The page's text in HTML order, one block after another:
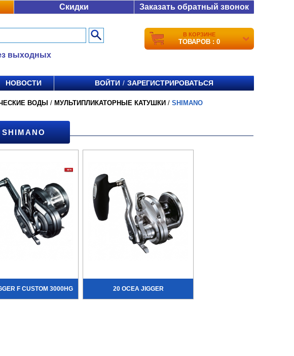
Скидки Заказать обратный звонок
выходных
В КОРЗИНЕ
ТОВАРОВ : 0
НОВОСТИ ВОЙТИ / ЗАРЕГИСТРИРОВАТЬСЯ
ВОДЫ / МУЛЬТИПЛИКАТОРНЫЕ КАТУШКИ / SHIMANO
SHIMANO
F CUSTOM 3000HG 20 OCEA JIGGER